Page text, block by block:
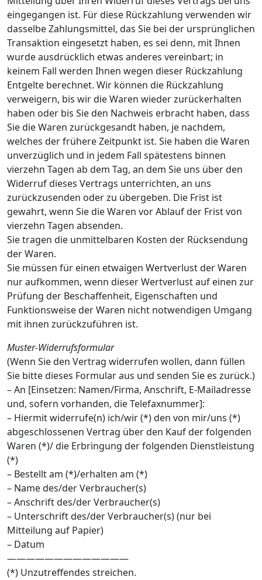
eingegangen ist. Für diese Rückzahlung verwenden wir
dasselbe Zahlungsmittel, das Sie bei der ursprünglichen
Transaktion eingesetzt haben, es sei denn, mit Ihnen
wurde ausdrücklich etwas anderes vereinbart; in
keinem Fall werden Ihnen wegen dieser Rückzahlung
Entgelte berechnet. Wir können die Rückzahlung
verweigern, bis wir die Waren wieder zurückerhalten
haben oder bis Sie den Nachweis erbracht haben, dass
Sie die Waren zurückgesandt haben, je nachdem,
welches der frühere Zeitpunkt ist. Sie haben die Waren
unverzüglich und in jedem Fall spätestens binnen
vierzehn Tagen ab dem Tag, an dem Sie uns über den
Widerruf dieses Vertrags unterrichten, an uns
zurückzusenden oder zu übergeben. Die Frist ist
gewahrt, wenn Sie die Waren vor Ablauf der Frist von
vierzehn Tagen absenden.
Sie tragen die unmittelbaren Kosten der Rücksendung
der Waren.
Sie müssen für einen etwaigen Wertverlust der Waren
nur aufkommen, wenn dieser Wertverlust auf einen zur
Prüfung der Beschaffenheit, Eigenschaften und
Funktionsweise der Waren nicht notwendigen Umgang
mit ihnen zurückzuführen ist.
Muster-Widerrufsformular
(Wenn Sie den Vertrag widerrufen wollen, dann füllen
Sie bitte dieses Formular aus und senden Sie es zurück.)
– An [Einsetzen: Namen/Firma, Anschrift, E-Mailadresse
und, sofern vorhanden, die Telefaxnummer]:
– Hiermit widerrufe(n) ich/wir (*) den von mir/uns (*)
abgeschlossenen Vertrag über den Kauf der folgenden
Waren (*)/ die Erbringung der folgenden Dienstleistung
(*)
– Bestellt am (*)/erhalten am (*)
– Name des/der Verbraucher(s)
– Anschrift des/der Verbraucher(s)
– Unterschrift des/der Verbraucher(s) (nur bei
Mitteilung auf Papier)
– Datum
—————————————
(*) Unzutreffendes streichen.